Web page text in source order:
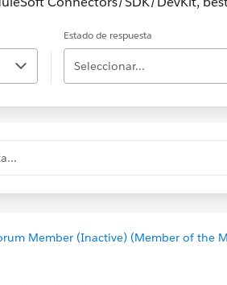
Estado de respuesta
Seleccionar...
Member (Inactive) (Member of the